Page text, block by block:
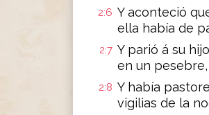
2:6 Y aconteció
ella había de
2:7 Y parió á su
en un
2:8 Y había
vigilias de la